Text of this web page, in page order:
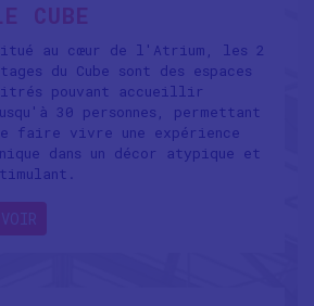
CUBE
au cœur de l'Atrium, les 2
du Cube sont des espaces
pouvant accueillir
30 personnes, permettant
faire vivre une expérience
dans un décor atypique et
VOIR